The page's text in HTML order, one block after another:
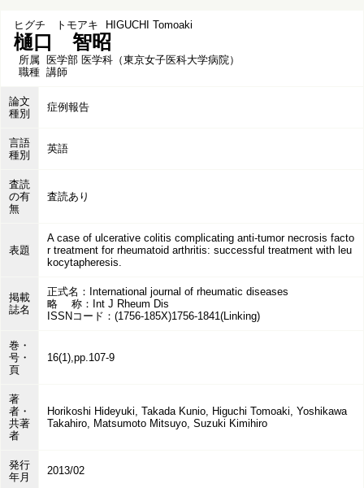
ヒグチ トモアキ HIGUCHI Tomoaki
樋口 智昭
所属 医学部 医学科（東京女子医科大学病院）
職種 講師
論文
種別
症例報告
言語
種別
英語
査読
の有
無
査読あり
表題
A case of ulcerative colitis complicating anti-tumor necrosis facto
r treatment for rheumatoid arthritis: successful treatment with leu
kocytapheresis.
掲載
誌名
正式名：International journal of rheumatic diseases
略 称：Int J Rheum Dis
ISSNコード：(1756-185X)1756-1841(Linking)
巻・
号・
頁
16(1),pp.107-9
著
者・
共著
者
Horikoshi Hideyuki, Takada Kunio, Higuchi Tomoaki, Yoshikawa
Takahiro, Matsumoto Mitsuyo, Suzuki Kimihiro
発行
年月
2013/02